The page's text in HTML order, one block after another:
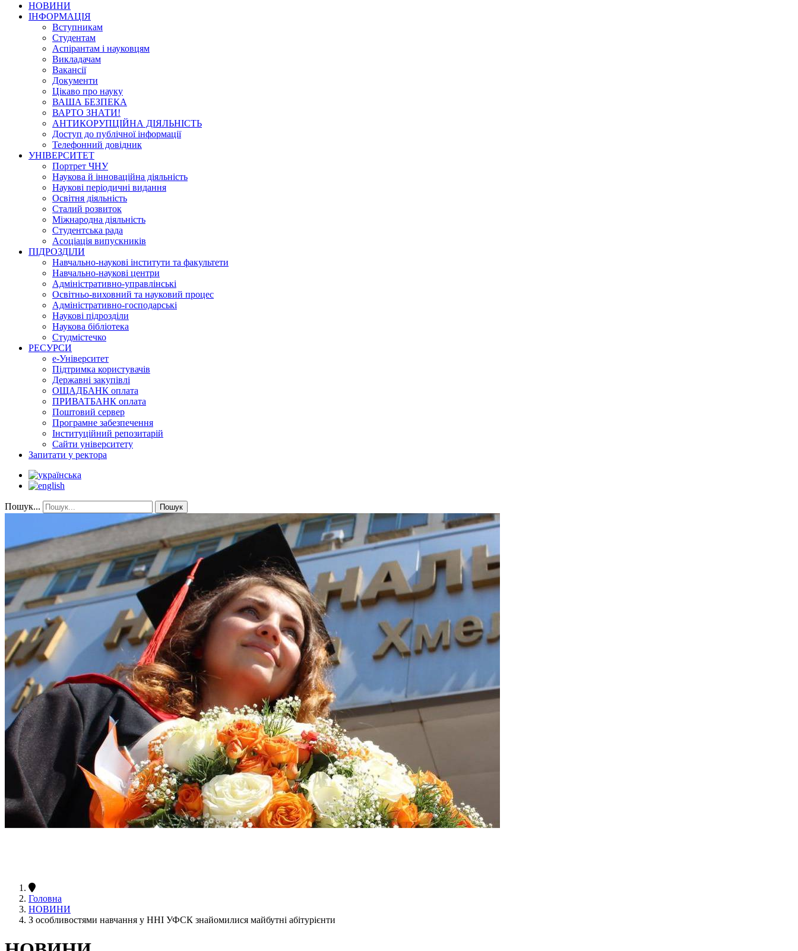
НОВИНИ
ІНФОРМАЦІЯ
Вступникам
Студентам
Аспірантам і науковцям
Викладачам
Вакансії
Документи
Цікаво про науку
ВАША БЕЗПЕКА
ВАРТО ЗНАТИ!
АНТИКОРУПЦІЙНА ДІЯЛЬНІСТЬ
Доступ до публічної інформації
Телефонний довідник
УНІВЕРСИТЕТ
Портрет ЧНУ
Наукова й інноваційна діяльність
Наукові періодичні видання
Освітня діяльність
Сталий розвиток
Міжнародна діяльність
Студентська рада
Асоціація випускників
ПІДРОЗДІЛИ
Навчально-наукові інститути та факультети
Навчально-наукові центри
Адміністративно-управлінські
Освітньо-виховний та науковий процес
Адміністративно-господарські
Наукові підрозділи
Наукова бібліотека
Студмістечко
РЕСУРСИ
е-Університет
Підтримка користувачів
Державні закупівлі
ОЩАДБАНК оплата
ПРИВАТБАНК оплата
Поштовий сервер
Програмне забезпечення
Інституційний репозитарій
Сайти університету
Запитати у ректора
Пошук... Пошук
Головна
НОВИНИ
З особливостями навчання у ННІ УФСК знайомилися майбутні абітурієнти